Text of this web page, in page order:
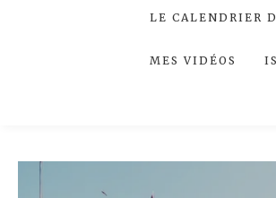
LE CALENDRIER
MES VIDÉOS